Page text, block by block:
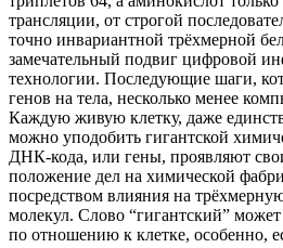
трансляции, от строгой
точно инвариантной трёхмерной
замечательный подвиг цифровой
технологии. Последующие шаги,
генов на тела, несколько менее
Каждую живую клетку, даже
можно уподобить гигантской
ДНК-кода, или гены, проявляют
положение дел на химической
посредством влияния на
молекул. Слово “гигантский”
по отношению к клетке, особенно,